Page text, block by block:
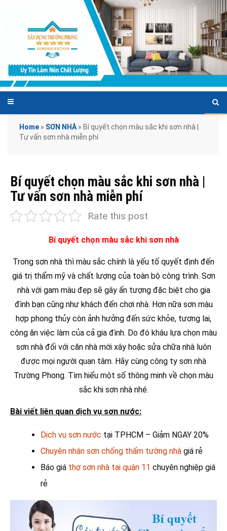
Home » SƠN NHÀ » Bí quyết chọn màu sắc khi sơn nhà |
Tư vấn sơn nhà miễn phí
Bí quyết chọn màu sắc khi sơn nhà |
Tư vấn sơn nhà miễn phí
Rate this post
Bí quyết chọn màu sắc khi sơn nhà
Trong sơn nhà thì màu sắc chính là yếu tố quyết định đến
giá trị thẩm mỹ và chất lượng của toàn bộ công trình. Sơn
nhà với gam màu đẹp sẽ gây ấn tượng đặc biệt cho gia
đình bạn cũng như khách đến chơi nhà. Hơn nữa sơn màu
hợp phong thủy còn ảnh hưởng đến sức khỏe, tương lai,
công ăn việc làm của cả gia đình. Do đó khâu lựa chọn màu
sơn nhà đối với căn nhà mới xây hoặc sửa chữa nhà luôn
được mọi người quan tâm. Hãy cùng công ty sơn nhà
Trường Phong. Tìm hiểu một số thông minh về chọn màu
sắc khi sơn nhà nhé.
Bài viết liên quan dịch vụ sơn nước:
Dịch vụ sơn nước tại TPHCM – Giảm NGAY 20%
Chuyên nhận sơn chống thấm tường nhà giá rẻ
Báo giá thợ sơn nhà tại quận 11 chuyên nghiệp giá
rẻ